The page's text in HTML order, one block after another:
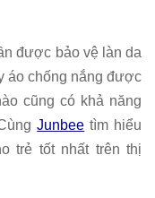
được bảo vệ làn da
áo chống nắng được
cũng có khả năng
Junbee tìm hiểu
trẻ tốt nhất trên thị